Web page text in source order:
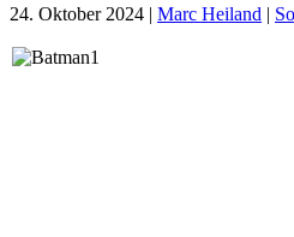
24. Oktober 2024 | Marc Heiland |